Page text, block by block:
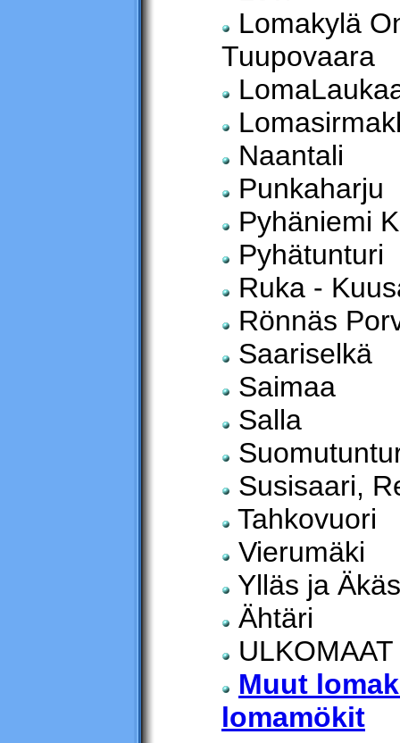
Lomakylä
Tuupovaara
Naantali
Punkaharju
Pyhäniemi
Pyhätunturi
Ruka -
Rönnäs
Saariselkä
Saimaa
Salla
Susisaari,
Tahkovuori
Vierumäki
Ylläs ja
Ähtäri
ULKOMAAT
Muut
lomamökit